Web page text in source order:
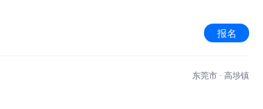
报名
东莞市 · 高埗镇